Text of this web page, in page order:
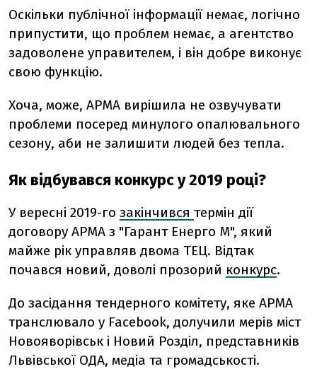
Оскільки публічної інформації немає, логічно
припустити, що проблем немає, а агентство
задоволене управителем, і він добре виконує
свою функцію.
Хоча, може, АРМА вирішила не озвучувати
проблеми посеред минулого опалювального
сезону, аби не залишити людей без тепла.
Як відбувався конкурс у 2019 році?
У вересні 2019-го закінчився термін дії
договору АРМА з "Гарант Енерго М", який
майже рік управляв двома ТЕЦ. Відтак
почався новий, доволі прозорий конкурс.
До засідання тендерного комітету, яке АРМА
транслювало у Facebook, долучили мерів міст
Новояворівськ і Новий Розділ, представників
Львівської ОДА, медіа та громадськості.